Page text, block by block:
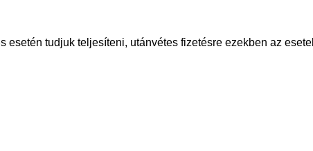
tudjuk teljesíteni, utánvétes fizetésre ezekben az